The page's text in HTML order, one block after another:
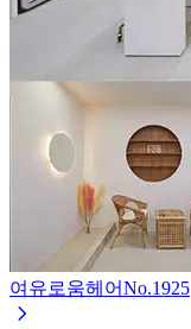
여유로움헤어No.1925